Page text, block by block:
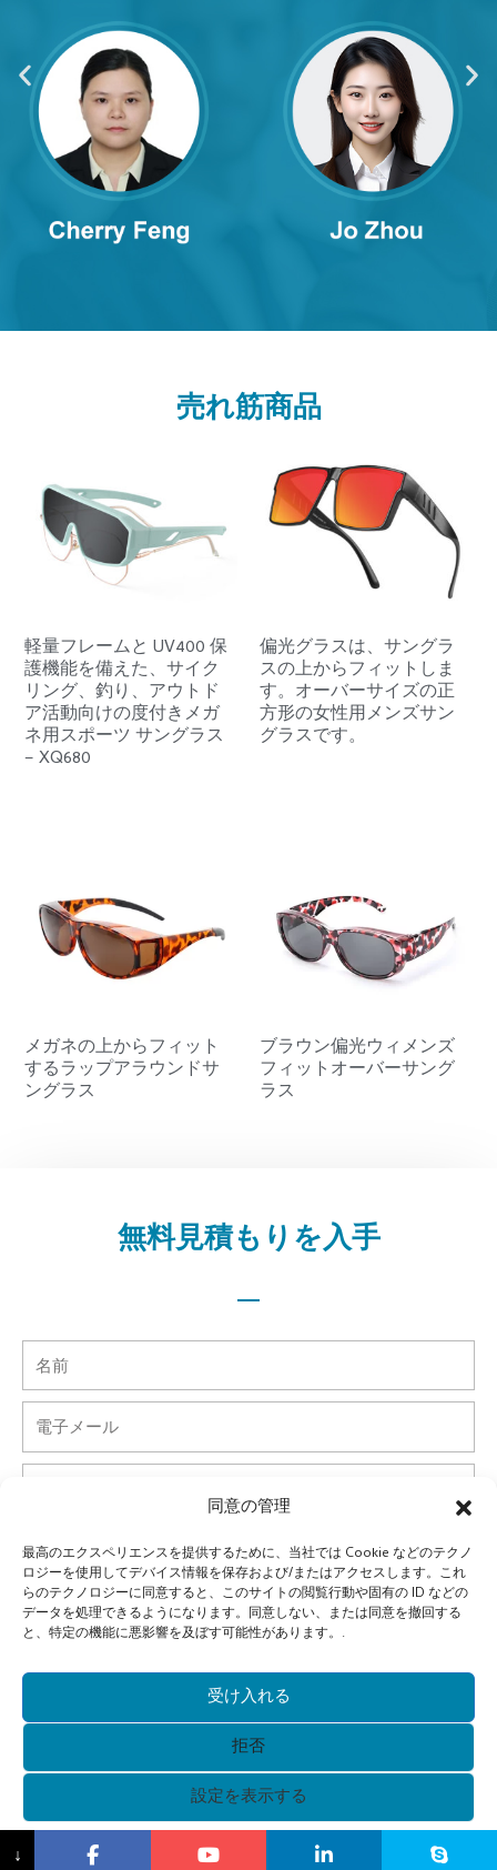
同意の管理
最高のエクスペリエンスを提供するために、当社では Cookie などのテクノ
ロジーを使用してデバイス情報を保存および/またはアクセスします。これ
らのテクノロジーに同意すると、このサイトの閲覧行動や固有の ID などの
データを処理できるようになります。同意しない、または同意を撤回する
と、特定の機能に悪影響を及ぼす可能性があります。.
受け入れる
拒否
設定を表示する
{タイトル}
売れ筋商品
軽量フレームと UV400 保
護機能を備えた、サイク
リング、釣り、アウトド
ア活動向けの度付きメガ
ネ用スポーツ サングラス
– XQ680
偏光グラスは、サングラ
スの上からフィットしま
す。オーバーサイズの正
方形の女性用メンズサン
グラスです。
メガネの上からフィット
するラップアラウンドサ
ングラス
ブラウン偏光ウィメンズ
フィットオーバーサング
ラス
無料見積もりを入手
メ
電
会
社
セ
ジ
提出する
Alternative:
著作権 © 2021 広州 Xunqi メガネ株式会社すべての権利予
↓